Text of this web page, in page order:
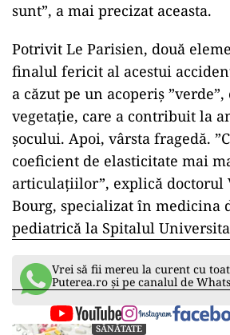
sunt”, a mai precizat aceasta.
Potrivit Le Parisien, două
finalul fericit al acestui
a căzut pe un acoperiș
vegetație, care a contribuit la
șocului. Apoi, vârsta fragedă.
coeficient de elasticitate mai
articulațiilor”, explică doctorul
Bourg, specializat în medicina
pediatrică la Spitalul
Vrei să fii mereu la curent cu
Puterea.ro și pe canalul de
SĂNĂTATE